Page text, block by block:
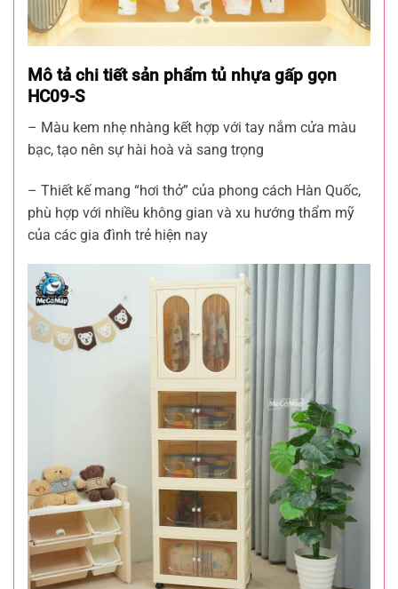
Mô tả chi tiết sản phẩm tủ nhựa gấp gọn
HC09-S
– Màu kem nhẹ nhàng kết hợp với tay nắm cửa màu
bạc, tạo nên sự hài hoà và sang trọng
– Thiết kế mang “hơi thở” của phong cách Hàn Quốc,
phù hợp với nhiều không gian và xu hướng thẩm mỹ
của các gia đình trẻ hiện nay